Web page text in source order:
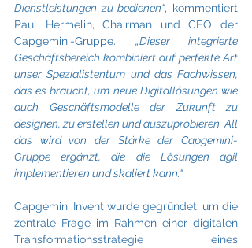
Dienstleistungen zu bedienen“, kommentiert
Paul Hermelin, Chairman und CEO der
Capgemini-Gruppe. „Dieser integrierte
Geschäftsbereich kombiniert auf perfekte Art
unser Spezialistentum und das Fachwissen,
das es braucht, um neue Digitallösungen wie
auch Geschäftsmodelle der Zukunft zu
designen, zu erstellen und auszuprobieren. All
das wird von der Stärke der Capgemini-
Gruppe ergänzt, die die Lösungen agil
implementieren und skaliert kann.“
Capgemini Invent wurde gegründet, um die
zentrale Frage im Rahmen einer digitalen
Transformationsstrategie eines